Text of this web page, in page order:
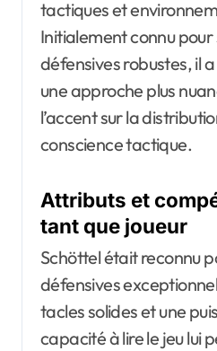
tactiques et
Initialement connu
défensives robustes, il
une approche plus
l’accent sur la
conscience tactique.
Attributs et
tant que joueur
Schöttel était reconnu
défensives
tacles solides et une
capacité à lire le jeu lui